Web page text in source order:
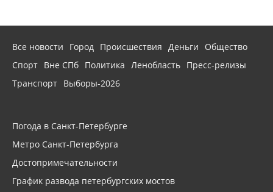
Все новости Город Происшествия Деньги
Общество
Спорт Вне СПб Политика Ленобласть Пресс-релизы
Транспорт Выборы-2026
Погода в Санкт-Петербурге
Метро Санкт-Петербурга
Достопримечательности
График развода петербургских мостов